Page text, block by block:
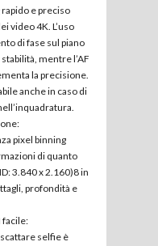
e preciso
video 4K. L’uso
di fase sul piano
mentre l’AF
la precisione.
anche in caso di
pixel binning
di quanto
3.840 x 2.160)8 in
profondità e
facile:
selfie è